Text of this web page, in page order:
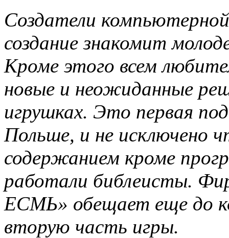
Создатели
создание знакомит
Кроме этого всем
новые и неожиданные
игрушках. Это первая
Польше, и не исключено
содержанием кроме
работали библеисты.
ЕСМЬ» обещает еще до
вторую часть игры.